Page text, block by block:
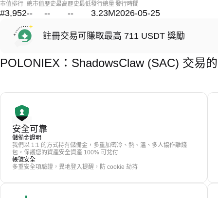
市值排行
#3,952
總市值
--
歷史最高
--
歷史最低
--
發行總量
3.23M
發行時間
2026-05-25
註冊交易可賺取最高 711 USDT 獎勵
POLONIEX：ShadowsClaw (SAC) 交易
安全可靠
儲備金證明
我們以 1:1 的方式持有儲備金，多重加密冷、熱、溫、多人協作離錢
包，保護您的資產安全資產 100% 可兌付
帳號安全
多重安全項驗證，異地登入提醒，防 cookie 劫持